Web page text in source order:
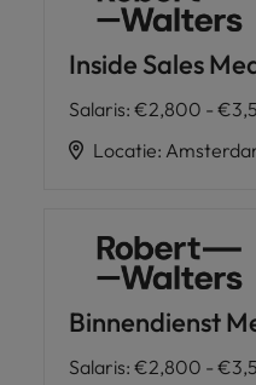
Inside Sales
Salaris: €2,800 -
Locatie:
Binnendienst
Salaris: €2,800 -